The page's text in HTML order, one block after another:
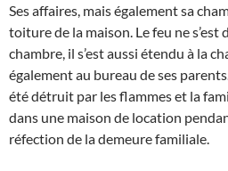
Ses affaires, mais également sa
toiture de la maison. Le feu ne s’est
chambre, il s’est aussi étendu à la
également au bureau de ses
été détruit par les flammes et la
dans une maison de location
réfection de la demeure familiale.